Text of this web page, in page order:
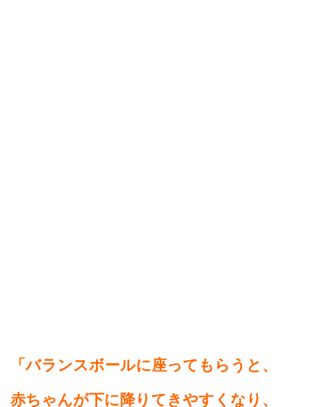
「バランスボールに座ってもらうと、
赤ちゃんが下に降りてきやすくなり、